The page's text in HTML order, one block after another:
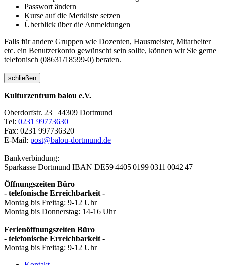
Passwort ändern
Kurse auf die Merkliste setzen
Überblick über die Anmeldungen
Falls für andere Gruppen wie Dozenten, Hausmeister, Mitarbeiter
etc. ein Benutzerkonto gewünscht sein sollte, können wir Sie gerne
telefonisch (08631/18599-0) beraten.
schließen
Kulturzentrum balou e.V.
Oberdorfstr. 23 | 44309 Dortmund
Tel: 0231 99773630
Fax: 0231 997736320
E-Mail: post@balou-dortmund.de
Bankverbindung:
Sparkasse Dortmund IBAN DE59 4405 0199 0311 0042 47
Öffnungszeiten Büro
- telefonische Erreichbarkeit -
Montag bis Freitag: 9-12 Uhr
Montag bis Donnerstag: 14-16 Uhr
Ferienöffnungszeiten Büro
- telefonische Erreichbarkeit -
Montag bis Freitag: 9-12 Uhr